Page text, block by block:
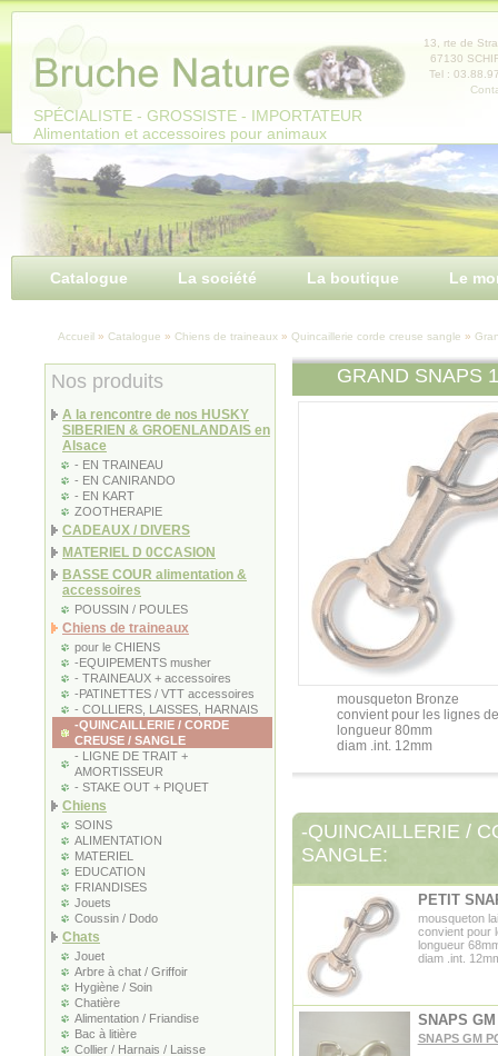
SPÉCIALISTE - GROSSISTE - IMPORTATEUR
Alimentation et accessoires pour animaux
13, rte de
67130
Tel :
Catalogue La société La boutique Le
Accueil » Catalogue » Chiens de traineaux » Quincaillerie corde creuse sangle »
Nos produits
A la rencontre de nos HUSKY
SIBERIEN & GROENLANDAIS en
Alsace
- EN TRAINEAU
- EN CANIRANDO
- EN KART
ZOOTHERAPIE
CADEAUX / DIVERS
MATERIEL D 0CCASION
BASSE COUR alimentation &
accessoires
POUSSIN / POULES
Chiens de traineaux
pour le CHIENS
-EQUIPEMENTS musher
- TRAINEAUX + accessoires
-PATINETTES / VTT accessoires
- COLLIERS, LAISSES, HARNAIS
-QUINCAILLERIE / CORDE
CREUSE / SANGLE
- LIGNE DE TRAIT +
AMORTISSEUR
- STAKE OUT + PIQUET
Chiens
SOINS
ALIMENTATION
MATERIEL
EDUCATION
FRIANDISES
Jouets
Coussin / Dodo
Chats
Jouet
Arbre à chat / Griffoir
Hygiène / Soin
Chatière
Alimentation / Friandise
Bac à litière
Collier / Harnais / Laisse
GRAND SNAPS
mousqueton Bronze
convient pour les lignes
longueur 80mm
diam .int. 12mm
-QUINCAILLERIE /
SANGLE:
PETIT
mousqueton
convient pour
longueur
diam .int.
SNAPS
SNAPS GM
Panneau de gestion des cookies